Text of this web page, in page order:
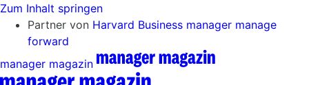
Zum Inhalt springen
Partner von Harvard Business manager manage
forward
manager magazin